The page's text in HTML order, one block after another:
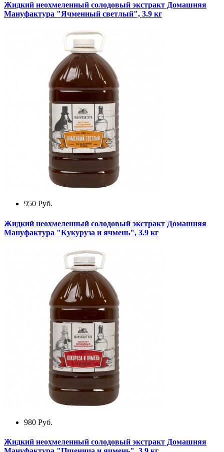
Жидкий неохмеленный солодовый экстракт Домашняя
Мануфактура "Ячменный светлый", 3.9 кг
950 Руб.
Жидкий неохмеленный солодовый экстракт Домашняя
Мануфактура "Кукуруза и ячмень", 3.9 кг
980 Руб.
Жидкий неохмеленный солодовый экстракт Домашняя